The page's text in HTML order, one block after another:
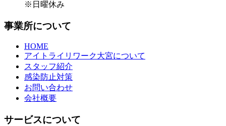
※日曜休み
事業所について
HOME
アイトライリワーク大宮について
スタッフ紹介
感染防止対策
お問い合わせ
会社概要
サービスについて